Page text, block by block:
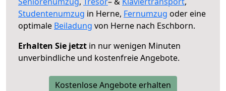
Studentenumzug in Herne, Fernumzug oder eine
optimale Beiladung von Herne nach Eschborn.
Erhalten Sie jetzt in nur wenigen Minuten
unverbindliche und kostenfreie Angebote.
Kostenlose Angebote erhalten